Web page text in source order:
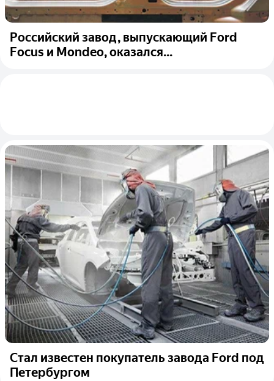
Российский завод, выпускающий Ford
Focus и Mondeo, оказался...
Стал известен покупатель завода Ford под
Петербургом